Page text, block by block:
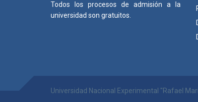
Todos los procesos de admisión a la
universidad son gratuitos.
Universidad Nacional Experimental "Rafael